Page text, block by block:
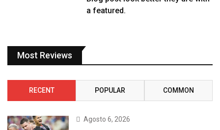
a featured.
Most Reviews
RECENT POPULAR COMMON
Agosto 6, 2026